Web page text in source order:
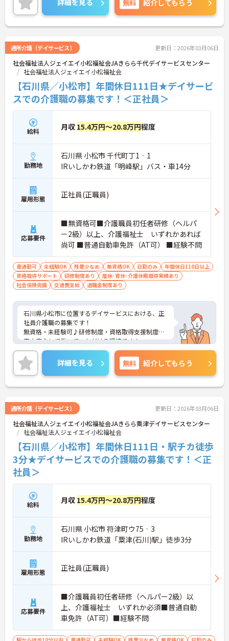
になる環境です◎
ご興味のある方は、マイナビ介護士までお問い合わ
せください。
詳細を見る 無料 紹介してもらう
通所介護（デイサービス） 更新日：2026年03月06日
社会福祉法人ジェイエイ小松福祉会JAきらら千代デイサービスセンター
社会福祉法人ジェイエイ小松福祉会
【石川県／小松市】年間休日111日★デイサービ
スでの介護職の募集です！＜正社員＞
給料 月収 15.4万円～20.8万円程度
勤務地
石川県 小松市 千代町丁1‐1
IRいしかわ鉄道「明峰駅」バス・車14分
雇用形態 正社員(正職員)
応募要件
■無資格可■介護職員初任者研修（ヘルパ
ー2級）以上、介護福祉士 いずれかあれば
尚可 ■普通自動車免許（AT可） ■経験不問
車通勤可 未経験OK 残業少なめ 無資格OK 日勤のみ
年間休日110日以上
資格取得サポート
研修制度あり
産休･育休･介護休暇取得実績あり
社会保険完備
交通費支給 退職金制度あり
石川県小松市に位置するデイサービスにおける、正
社員介護職の募集です！
無資格・未経験可♪研修制度・資格取得支援制度充
実♪安心して働いていただける環境です！
ご興味ある方には、面接対策ポイントなど、さらに
詳細をお話しいたしますのでお気軽にご相談くださ
い。
詳細を見る 無料 紹介してもらう
通所介護（デイサービス） 更新日：2026年03月06日
社会福祉法人ジェイエイ小松福祉会JAきらら粟津デイサービスセンター
社会福祉法人ジェイエイ小松福祉会
【石川県／小松市】年間休日111日・駅チカ徒歩
3分★デイサービスでの介護職の募集です！＜正
社員＞
給料 月収 15.4万円～20.8万円程度
勤務地
石川県 小松市 符津町ウ75‐3
IRいしかわ鉄道「粟津(石川)駅」徒歩3分
雇用形態 正社員(正職員)
応募要件
■介護職員初任者研修（ヘルパー2級）以
上、介護福祉士 いずれか必須■普通自動
車免許（AT可）■経験不問